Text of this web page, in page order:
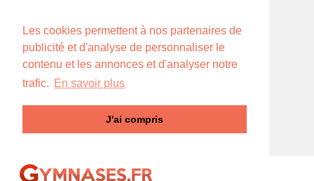
Les cookies permettent à nos partenaires de
publicité et d'analyse de personnaliser le
contenu et les annonces et d'analyser notre
trafic. En savoir plus
J'ai compris